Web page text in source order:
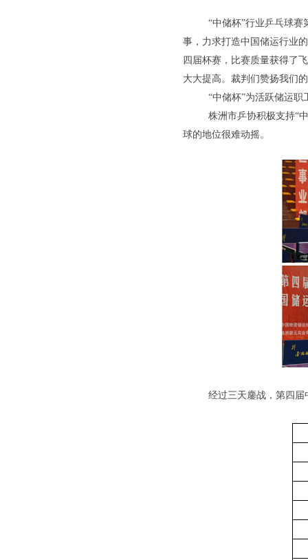
“中储杯”行业乒乓球赛
事，力求打造中国储运行业
四届杯赛，比赛质量获得了
大大提高。裁判们赞扬我们
“中储杯”为活跃储运
株洲市乒协积极支持“
球的地位很难动摇。
经过三天鏖战，第四